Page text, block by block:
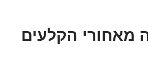
מאחורי הקלעים